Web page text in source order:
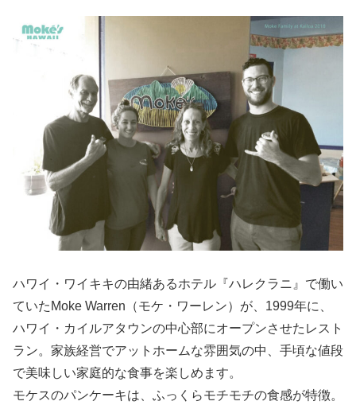
ハワイ・ワイキキの由緒あるホテル『ハレクラニ』で働い
ていたMoke Warren（モケ・ワーレン）が、1999年に、
ハワイ・カイルアタウンの中心部にオープンさせたレスト
ラン。家族経営でアットホームな雰囲気の中、手頃な値段
で美味しい家庭的な食事を楽しめます。
モケスのパンケーキは、ふっくらモチモチの食感が特徴。